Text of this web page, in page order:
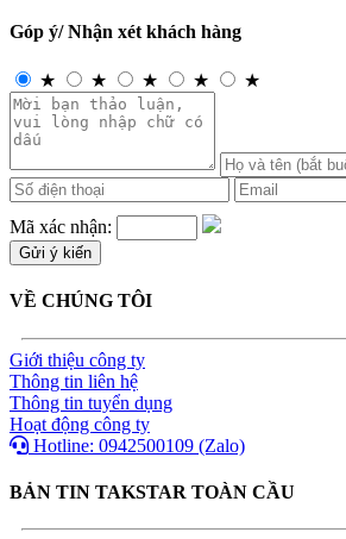
Góp ý/ Nhận xét khách hàng
★ ★ ★ ★ ★
Mã xác nhận:
VỀ CHÚNG TÔI
Giới thiệu công ty
Thông tin liên hệ
Thông tin tuyển dụng
Hoạt động công ty
Hotline: 0942500109 (Zalo)
BẢN TIN TAKSTAR TOÀN CẦU